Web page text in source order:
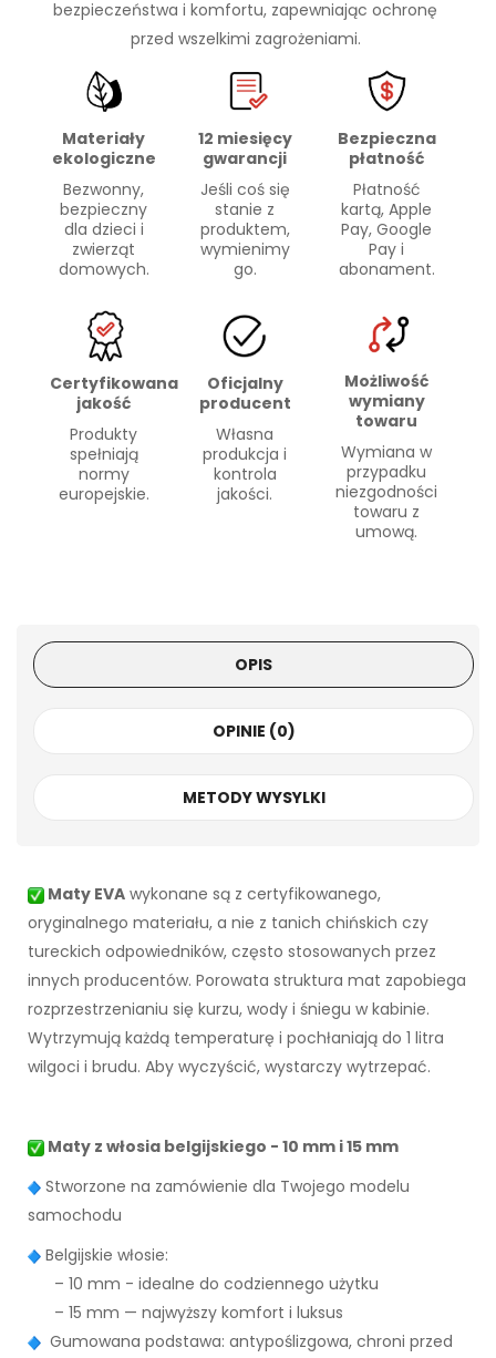
bezpieczeństwa i komfortu, zapewniając ochronę
przed wszelkimi zagrożeniami.
Materiały
ekologiczne
Bezwonny,
bezpieczny
dla dzieci i
zwierząt
domowych.
12 miesięcy
gwarancji
Jeśli coś się
stanie z
produktem,
wymienimy
go.
Bezpieczna
płatność
Płatność
kartą, Apple
Pay, Google
Pay i
abonament.
Certyfikowana
jakość
Produkty
spełniają
normy
europejskie.
Oficjalny
producent
Własna
produkcja i
kontrola
jakości.
Możliwość
wymiany
towaru
Wymiana w
przypadku
niezgodności
towaru z
umową.
OPIS
OPINIE (0)
METODY WYSYLKI
Maty EVA wykonane są z certyfikowanego,
oryginalnego materiału, a nie z tanich chińskich czy
tureckich odpowiedników, często stosowanych przez
innych producentów. Porowata struktura mat zapobiega
rozprzestrzenianiu się kurzu, wody i śniegu w kabinie.
Wytrzymują każdą temperaturę i pochłaniają do 1 litra
wilgoci i brudu. Aby wyczyścić, wystarczy wytrzepać.
Maty z włosia belgijskiego - 10 mm i 15 mm
Stworzone na zamówienie dla Twojego modelu
samochodu
Belgijskie włosie:
– 10 mm - idealne do codziennego użytku
– 15 mm — najwyższy komfort i luksus
Gumowana podstawa: antypoślizgowa, chroni przed